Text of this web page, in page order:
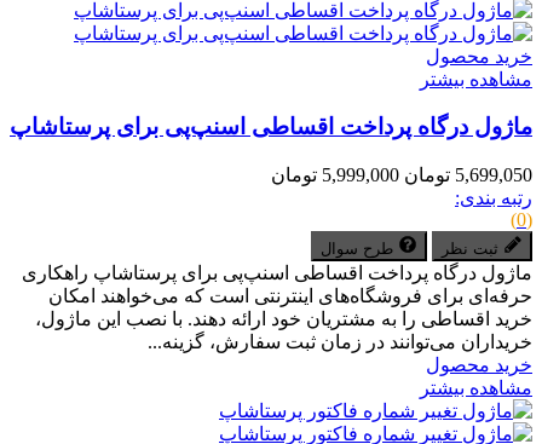
خرید محصول
مشاهده بیشتر
ماژول درگاه پرداخت اقساطی اسنپ‌پی برای پرستاشاپ
5,699,050 تومان
5,999,000 تومان
رتبه بندی:
(0)
ثبت نظر طرح سوال
ماژول درگاه پرداخت اقساطی اسنپ‌پی برای پرستاشاپ راهکاری
حرفه‌ای برای فروشگاه‌های اینترنتی است که می‌خواهند امکان
خرید اقساطی را به مشتریان خود ارائه دهند. با نصب این ماژول،
خریداران می‌توانند در زمان ثبت سفارش، گزینه...
خرید محصول
مشاهده بیشتر